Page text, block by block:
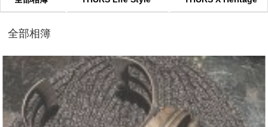
全部相簿